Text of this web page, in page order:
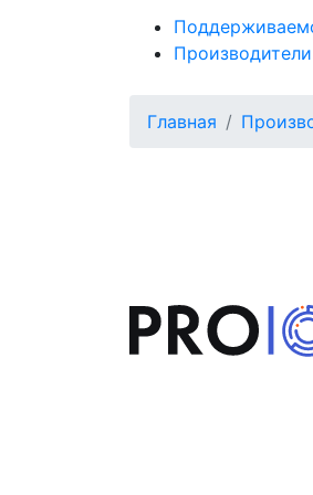
Главная